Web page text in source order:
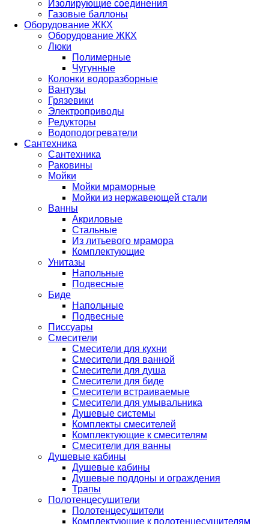
Изолирующие соединения
Газовые баллоны
Оборудование ЖКХ
Оборудование ЖКХ
Люки
Полимерные
Чугунные
Колонки водоразборные
Вантузы
Грязевики
Электроприводы
Редукторы
Водоподогреватели
Сантехника
Сантехника
Раковины
Мойки
Мойки мраморные
Мойки из нержавеющей стали
Ванны
Акриловые
Стальные
Из литьевого мрамора
Комплектующие
Унитазы
Напольные
Подвесные
Биде
Напольные
Подвесные
Писсуары
Смесители
Смесители для кухни
Смесители для ванной
Смесители для душа
Смесители для биде
Смесители встраиваемые
Смесители для умывальника
Душевые системы
Комплекты смесителей
Комплектующие к смесителям
Смесители для ванны
Душевые кабины
Душевые кабины
Душевые поддоны и ограждения
Трапы
Полотенцесушители
Полотенцесушители
Комплектующие к полотенцесушителям